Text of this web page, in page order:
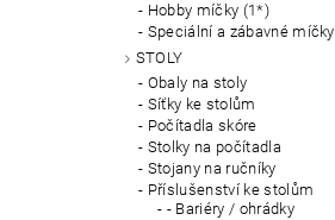
Hobby míčky (1*)
Speciální a zábavné míčky
STOLY
Obaly na stoly
Síťky ke stolům
Počítadla skóre
Stolky na počítadla
Stojany na ručníky
Příslušenství ke stolům
- Bariéry / ohrádky